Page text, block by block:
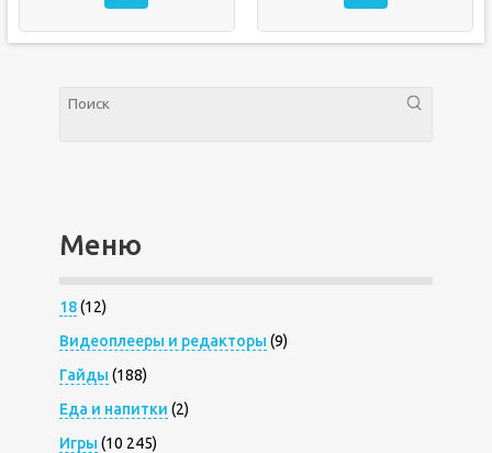
Меню
18(12)
Видеоплееры и редакторы (9)
Гайды (188)
Еда и напитки (2)
Игры (10 245)